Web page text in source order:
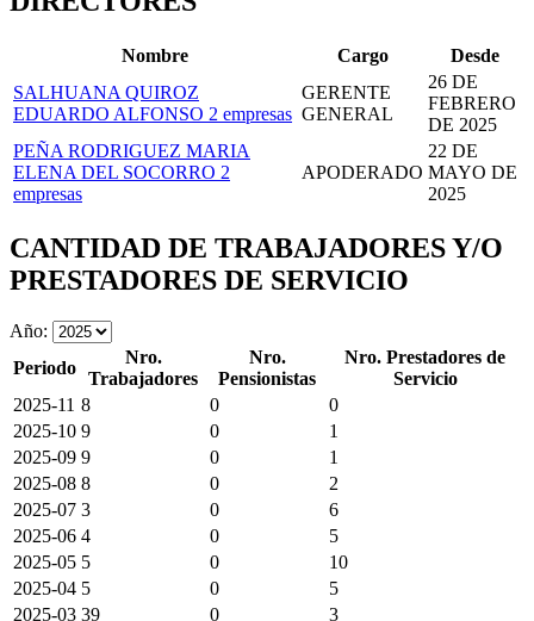
Nombre Cargo
Desde
SALHUANA QUIROZ
EDUARDO ALFONSO 2 empresas
GERENTE
GENERAL
26 DE
FEBRERO
DE 2025
PEÑA RODRIGUEZ MARIA
ELENA DEL SOCORRO 2
empresas
APODERADO
22 DE
MAYO DE
2025
CANTIDAD DE TRABAJADORES Y/O
PRESTADORES DE SERVICIO
Año:
Periodo
Nro.
Trabajadores
Nro.
Pensionistas
Nro. Prestadores de
Servicio
2025-11 8 0
0
2025-10 9 0
1
2025-09 9 0
1
2025-08 8 0
2
2025-07 3 0
6
2025-06 4 0
5
2025-05 5 0
10
2025-04 5 0
5
2025-03 39 0
3